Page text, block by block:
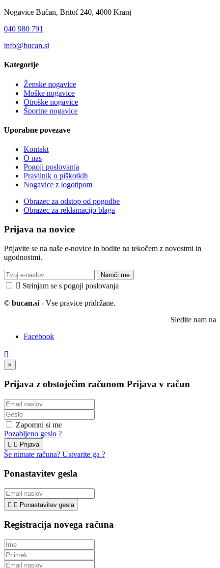
Nogavice Bučan, Britof 240, 4000 Kranj
040 980 791
info@bucan.si
Kategorije
Ženske nogavice
Moške nogavice
Otroške nogavice
Športne nogavice
Uporabne povezave
Kontakt
O nas
Pogoji poslovanja
Pravilnik o piškotkih
Nogavice z logotipom
Obrazec za odstop od pogodbe
Obrazec za reklamacijo blaga
Prijava na novice
Prijavite se na naše e-novice in bodite na tekočem z novostmi in
ugodnostmi.
Naroči me
 Strinjam se s pogoji poslovanja
© bucan.si - Vse pravice pridržane.
Sledite nam na
Facebook

×
Prijava z obstoječim računom Prijava v račun
Zapomni si me
Pozabljeno geslo ?
  Prijava
Še nimate računa? Ustvarite ga ?
Ponastavitev gesla
  Ponastavitev gesla
Registracija novega računa